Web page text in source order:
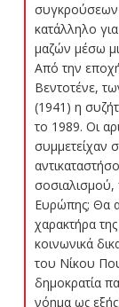
συγκρούσεων
κατάλληλο
μαζών μέσω
Από την
Βεντοτένε,
(1941) η
το 1989. Οι
συμμετείχαν
σοσιαλισμού,
Ευρώπης; Θα
χαρακτήρα
κοινωνικά
του Νίκου
δημοκρατία
νόημα ως